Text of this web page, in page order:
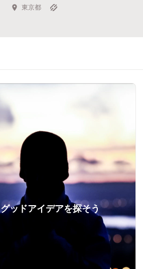
キュレーターから探す
東京都
グッドアイデアを探そう